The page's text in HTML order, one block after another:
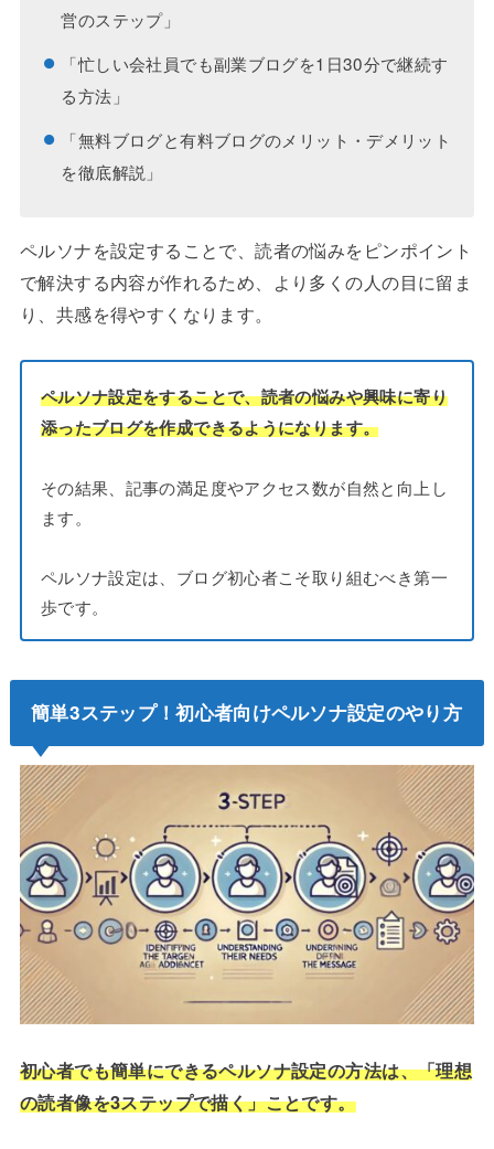
営のステップ」
「忙しい会社員でも副業ブログを1日30分で継続す
る方法」
「無料ブログと有料ブログのメリット・デメリット
を徹底解説」
ペルソナを設定することで、読者の悩みをピンポイント
で解決する内容が作れるため、より多くの人の目に留ま
り、共感を得やすくなります。
ペルソナ設定をすることで、読者の悩みや興味に寄り
添ったブログを作成できるようになります。
その結果、記事の満足度やアクセス数が自然と向上し
ます。
ペルソナ設定は、ブログ初心者こそ取り組むべき第一
歩です。
簡単3ステップ！初心者向けペルソナ設定のやり方
初心者でも簡単にできるペルソナ設定の方法は、「理想
の読者像を3ステップで描く」ことです。